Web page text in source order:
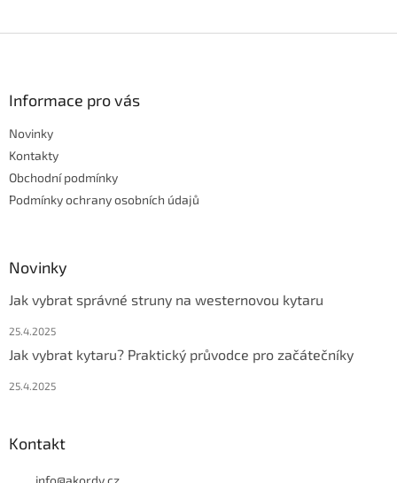
Informace pro vás
Novinky
Kontakty
Obchodní podmínky
Podmínky ochrany osobních údajů
Novinky
Jak vybrat správné struny na westernovou kytaru
25.4.2025
Jak vybrat kytaru? Praktický průvodce pro začátečníky
25.4.2025
Kontakt